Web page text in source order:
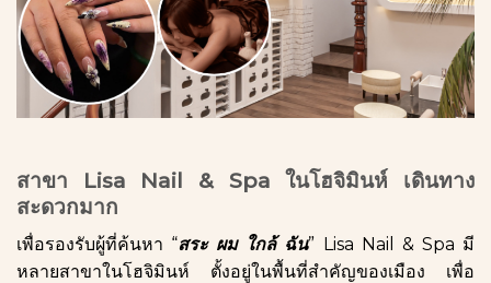
สาขา Lisa Nail & Spa ในโฮจิมินห์ เดินทาง
สะดวกมาก
เพื่อรองรับผู้ที่ค้นหา “สระ ผม ใกล้ ฉัน” Lisa Nail & Spa มี
หลายสาขาในโฮจิมินห์ ตั้งอยู่ในพื้นที่สำคัญของเมือง เพื่อ